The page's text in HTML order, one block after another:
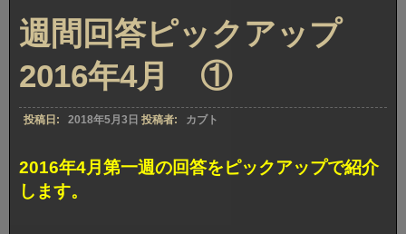
週間回答ピックアップ
2016年4月 ①
投稿日: 2018年5月3日 投稿者: カブト
2016年4月第一週の回答をピックアップで紹介
します。